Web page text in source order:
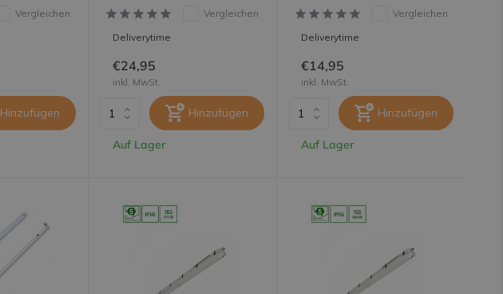
Vergleichen
Hinzufügen
Vergleichen
Deliverytime
€24,95
inkl. MwSt.
Hinzufügen
Auf Lager
Vergleichen
Deliverytime
€14,95
inkl. MwSt.
Hinzufügen
Auf Lager